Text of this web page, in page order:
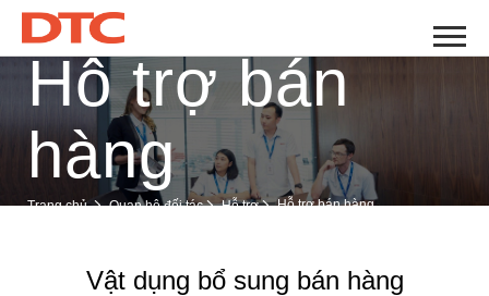
Hỗ trợ bán
hàng
Trang chủ Quan hệ đối tác Hỗ trợ Hỗ trợ bán hàng
Vật dụng bổ sung bán hàng